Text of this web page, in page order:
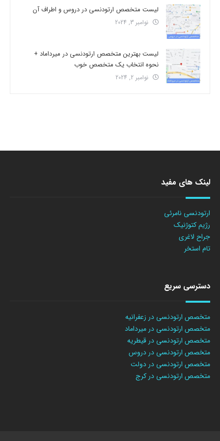
لیست متخصص ارتودنسی در دروس و اطراف آن
نوامبر 3, 2024
لیست بهترین متخصص ارتودنسی در میرداماد +
نحوه انتخاب یک متخصص خوب
نوامبر 2, 2024
لینک های مفید
ارتودنسی نامرئی
رژیم کتوژنیک
جراح لاغری
تام استخر
دسترسی سریع
متخصص ارتودنسی در زعفرانیه
متخصص ارتودنسی در میرداماد
متخصص ارتودنسی در قیطریه
متخصص ارتودنسی در دروس
متخصص ارتودنسی در دولت
متخصص ارتودنسی در کرج